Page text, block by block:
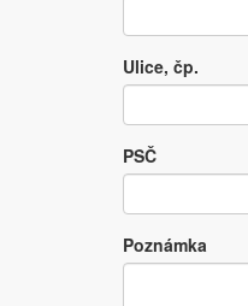
Ulice, čp.
PSČ
Poznámka